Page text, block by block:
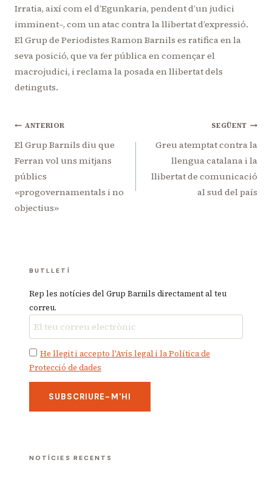
Irratia, així com el d’Egunkaria, pendent d’un judici
imminent–, com un atac contra la llibertat d’expressió.
El Grup de Periodistes Ramon Barnils es ratifica en la
seva posició, que va fer pública en començar el
macrojudici, i reclama la posada en llibertat dels
detinguts.
Navegació
d'entrades
ANTERIOR
El Grup Barnils diu que
Ferran vol uns mitjans
públics
«progovernamentals i no
objectius»
SEGÜENT
Greu atemptat contra la
llengua catalana i la
llibertat de comunicació
al sud del país
BUTLLETÍ
Rep les notícies del Grup Barnils directament al teu
correu.
He llegit i accepto l'Avís legal i la Política de
Protecció de dades
NOTÍCIES RECENTS